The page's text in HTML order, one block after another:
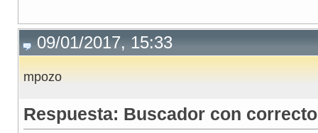
09/01/2017, 15:33
mpozo
Respuesta: Buscador con